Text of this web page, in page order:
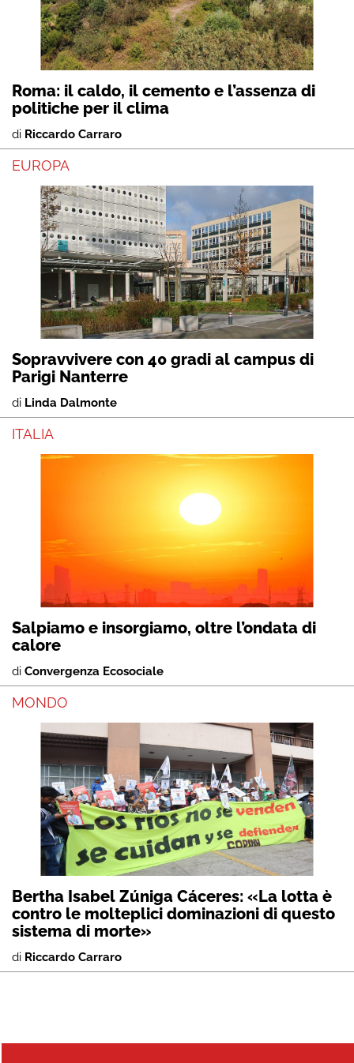
Roma: il caldo, il cemento e l’assenza di
politiche per il clima
di Riccardo Carraro
EUROPA
Sopravvivere con 40 gradi al campus di
Parigi Nanterre
di Linda Dalmonte
ITALIA
Salpiamo e insorgiamo, oltre l’ondata di
calore
di Convergenza Ecosociale
MONDO
Bertha Isabel Zúniga Cáceres: «La lotta è
contro le molteplici dominazioni di questo
sistema di morte»
di Riccardo Carraro